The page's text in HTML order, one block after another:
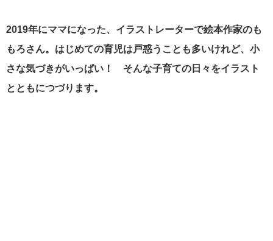
2019年にママになった、イラストレーターで絵本作家のも
もろさん。はじめての育児は戸惑うことも多いけれど、小
さな気づきがいっぱい！ そんな子育ての日々をイラスト
とともにつづります。